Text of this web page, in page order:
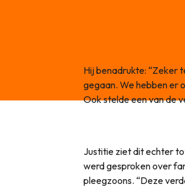
Hij benadrukte: “Zeker
gegaan. We hebben er
Ook stelde een van de
Justitie ziet dit echter
werd gesproken over
pleegzoons. “Deze